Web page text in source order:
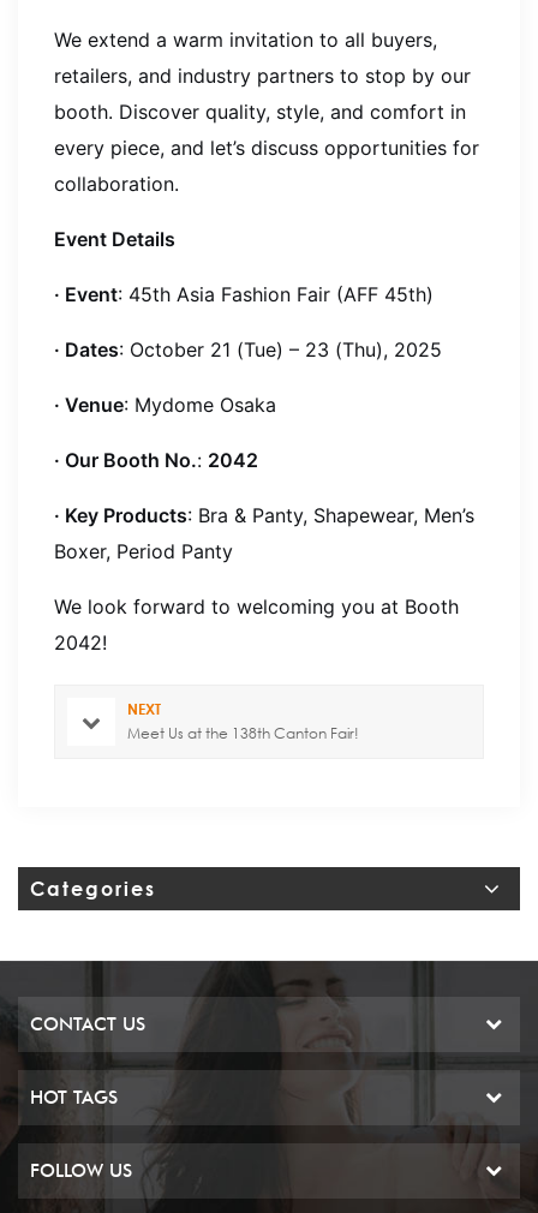
We extend a warm invitation to all buyers,
retailers, and industry partners to stop by our
booth. Discover quality, style, and comfort in
every piece, and let’s discuss opportunities for
collaboration.
Event Details
· Event: 45th Asia Fashion Fair (AFF 45th)
· Dates: October 21 (Tue) – 23 (Thu), 2025
· Venue: Mydome Osaka
· Our Booth No.: 2042
· Key Products: Bra & Panty, Shapewear, Men’s
Boxer, Period Panty
We look forward to welcoming you at Booth
2042!
NEXT
Meet Us at the 138th Canton Fair!
Categories
CONTACT US
HOT TAGS
FOLLOW US